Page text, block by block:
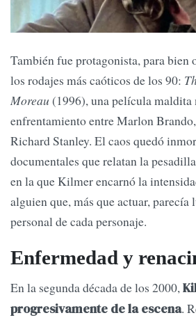
También fue protagonista, para bien
los rodajes más caóticos de los 90:
Moreau (1996), una película maldita
enfrentamiento entre Marlon
Richard Stanley. El caos quedó
documentales que relatan la
en la que Kilmer encarnó la
alguien que, más que actuar,
personal de cada personaje.
Enfermedad y
En la segunda década de los 2000,
progresivamente de la escena.